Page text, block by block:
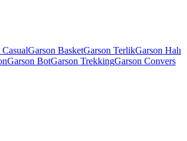
Garson BasketGarson TerlikGarson Halı
Garson BotGarson TrekkingGarson Convers